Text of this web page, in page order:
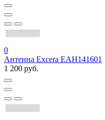
0
Антенна Excera EAH141601
1 200 руб.